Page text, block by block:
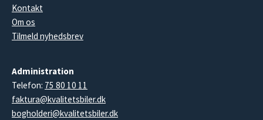
Kontakt
Om os
Tilmeld nyhedsbrev
Administration
Telefon: 75 80 10 11
faktura@kvalitetsbiler.dk
bogholderi@kvalitetsbiler.dk